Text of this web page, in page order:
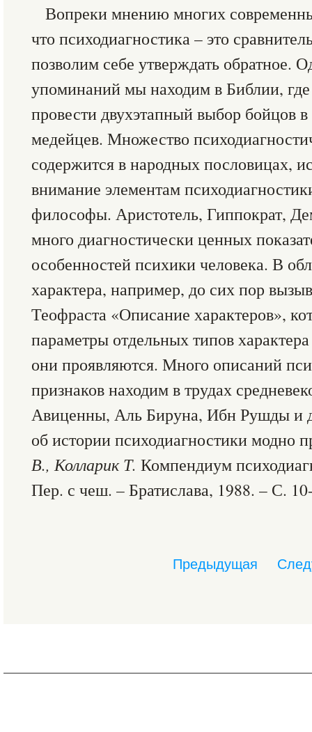
Вопреки мнению многих
что психодиагностика – это
позволим себе утверждать обратное.
упоминаний мы находим в Библии,
провести двухэтапный выбор бойцов
медейцев. Множество
содержится в народных пословицах,
внимание элементам
философы. Аристотель, Гиппократ,
много диагностически ценных
особенностей психики человека. В
характера, например, до сих пор
Теофраста «Описание характеров»,
параметры отдельных типов
они проявляются. Много описаний
признаков находим в трудах
Авиценны, Аль Бируна, Ибн Рушды
об истории психодиагностики модно
В., Колларик Т. Компендиум
Пер. с чеш. – Братислава, 1988. – С.
Предыдущая